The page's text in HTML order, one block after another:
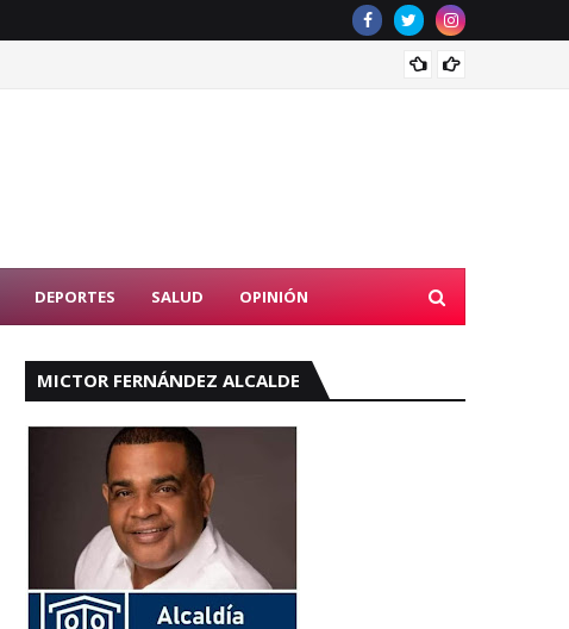
DEPORTES SALUD OPINIÓN
MICTOR FERNÁNDEZ ALCALDE